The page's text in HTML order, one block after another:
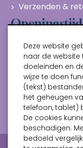
Verzenden &
Maandag
Dinsdag
Woensdag
Donderdag
Vrijdag
Zaterdag
Deze website
naar de website
doeleinden en
wijze te doen
(tekst)
het geheugen
telefoon, tablet)
De cookies
beschadigen.
bedoeld